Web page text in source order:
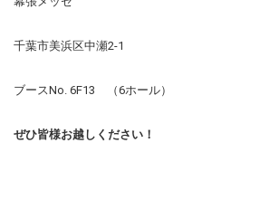
千葉市美浜区中瀬2-1
ブースNo. 6F13 （6ホール）
ぜひ皆様お越しください！